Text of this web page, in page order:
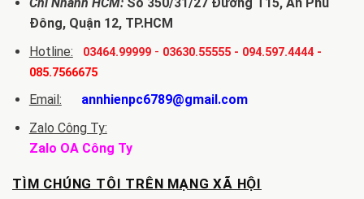
Đông, Quận 12, TP.HCM
Hotline:
03464.99999- 03630.55555- 094.597.4444-
085.7566675
Email:
annhienpc6789@gmail.com
Zalo Công Ty:
Zalo OA Công Ty
TÌM CHÚNG TÔI TRÊN MẠNG XÃ HỘI